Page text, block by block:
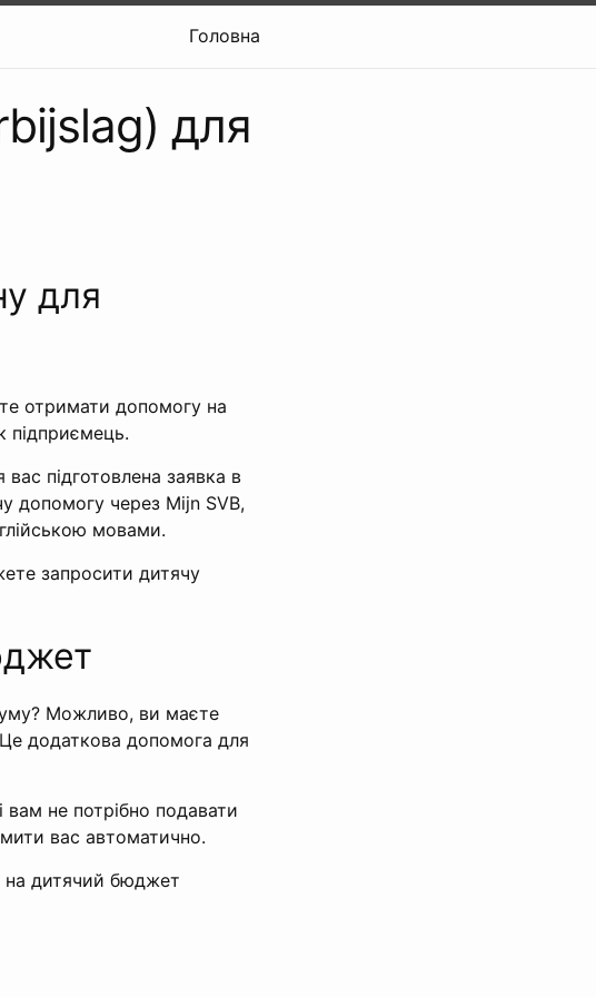
Головна
для
для
отримати допомогу на
підприємець.
підготовлена заявка в
допомогу через Mijn SVB,
мовами.
запросити дитячу
Можливо, ви маєте
додаткова допомога для
не потрібно подавати
вас автоматично.
на дитячий бюджет